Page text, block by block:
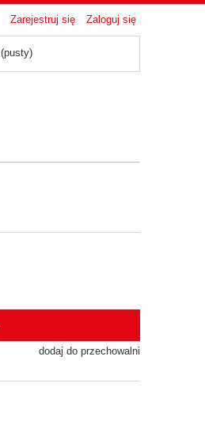
Zarejestruj się Zaloguj się
(pusty)
dodaj do przechowalni